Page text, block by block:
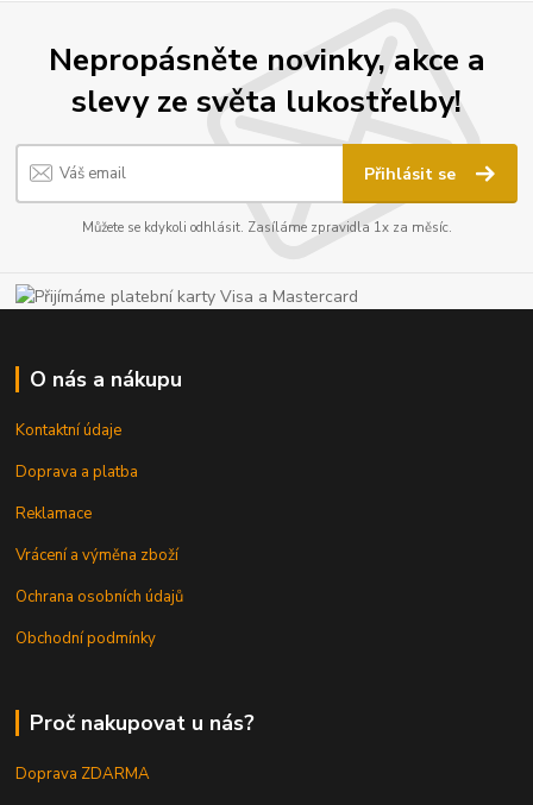
Nepropásněte novinky, akce a
slevy ze světa lukostřelby!
Přihlásit se
Můžete se kdykoli odhlásit. Zasíláme zpravidla 1x za měsíc.
O nás a nákupu
Kontaktní údaje
Doprava a platba
Reklamace
Vrácení a výměna zboží
Ochrana osobních údajů
Obchodní podmínky
Proč nakupovat u nás?
Doprava ZDARMA